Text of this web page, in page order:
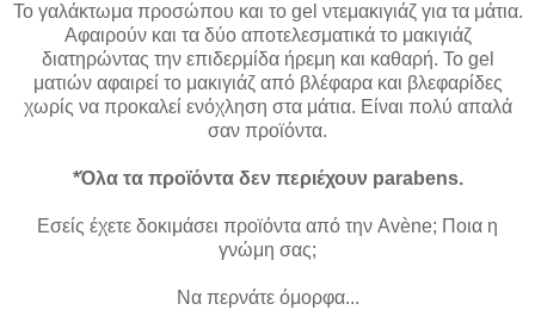
Το γαλάκτωμα προσώπου και το gel ντεμακιγιάζ για τα μάτια.
Αφαιρούν και τα δύο αποτελεσματικά το μακιγιάζ
διατηρώντας την επιδερμίδα ήρεμη και καθαρή. Το gel
ματιών αφαιρεί το μακιγιάζ από βλέφαρα και βλεφαρίδες
χωρίς να προκαλεί ενόχληση στα μάτια. Είναι πολύ απαλά
σαν προϊόντα.
*Όλα τα προϊόντα δεν περιέχουν parabens.
Εσείς έχετε δοκιμάσει προϊόντα από την Avène; Ποια η
γνώμη σας;
Να περνάτε όμορφα...